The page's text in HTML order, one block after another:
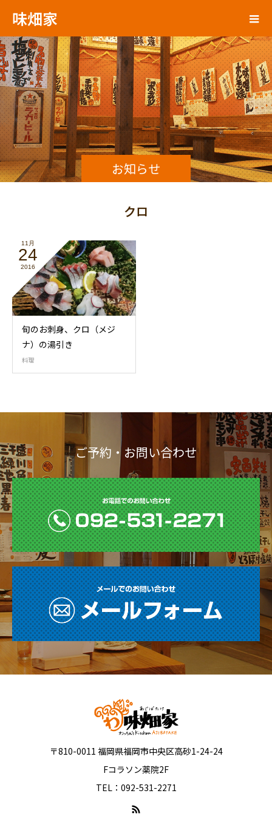
味畑家
お知らせ
クロ
11月
24
2016
旬のお刺身、クロ（メジ
ナ）の湯引き
料理
ご予約・お問い合わせ
〒810-0011 福岡県福岡市中央区高砂1-24-24
Fコラソン薬院2F
TEL：092-531-2271